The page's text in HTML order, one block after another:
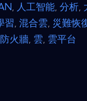
, 人工智能,分析,
習,混合雲, 災難恢
防火牆, 雲, 雲平台